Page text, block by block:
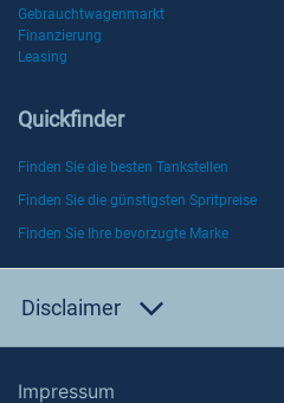
Gebrauchtwagenmarkt
Finanzierung
Leasing
Quickfinder
Finden Sie die besten Tankstellen
Finden Sie die günstigsten Spritpreise
Finden Sie Ihre bevorzugte Marke
Disclaimer
Impressum